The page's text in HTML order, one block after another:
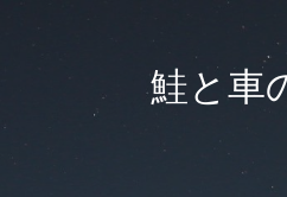
鮭と車